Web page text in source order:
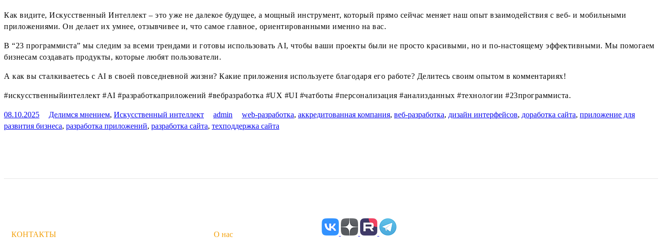
Как видите, Искусственный Интеллект – это уже не далекое будущее, а мощный инструмент, который прямо сейчас меняет наш опыт взаимодействия с веб- и мобильными
приложениями. Он делает их умнее, отзывчивее и, что самое главное, ориентированными именно на вас.
В “23 программиста” мы следим за всеми трендами и готовы использовать AI, чтобы ваши проекты были не просто красивыми, но и по-настоящему эффективными. Мы помогаем
бизнесам создавать продукты, которые любят пользователи.
А как вы сталкиваетесь с AI в своей повседневной жизни? Какие приложения используете благодаря его работе? Делитесь своим опытом в комментариях!
#искусственныйинтеллект #AI #разработкаприложений #вебразработка #UX #UI #чатботы #персонализация #анализданных #технологии #23программиста.
08.10.2025 Делимся мнением, Искусственный интеллект admin web-разработка, аккредитованная компания, веб-разработка, дизайн интерфейсов, доработка сайта, приложение для
развития бизнеса, разработка приложений, разработка сайта, техподдержка сайта
КОНТАКТЫ О нас